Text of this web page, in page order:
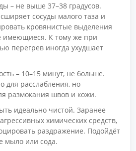
– не выше 37–38 градусов.
сосуды малого таза и
кровянистые выделения
имеющиеся. К тому же при
перегрев иногда ухудшает
– 10–15 минут, не больше.
для расслабления, но
размокания швов и кожи.
идеально чистой. Заранее
химических средств,
раздражение. Подойдёт
мыло или сода.